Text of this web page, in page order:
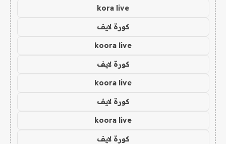
kora live
كورة لايف
koora live
كورة لايف
koora live
كورة لايف
koora live
كورة لايف